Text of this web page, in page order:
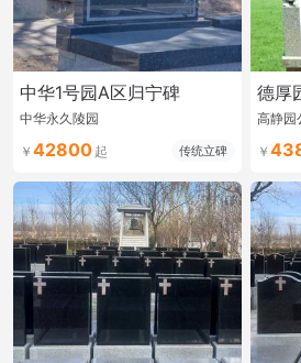
中华1号园A区归宁碑
中华永久陵园
42800 传统立碑
德厚
高静园